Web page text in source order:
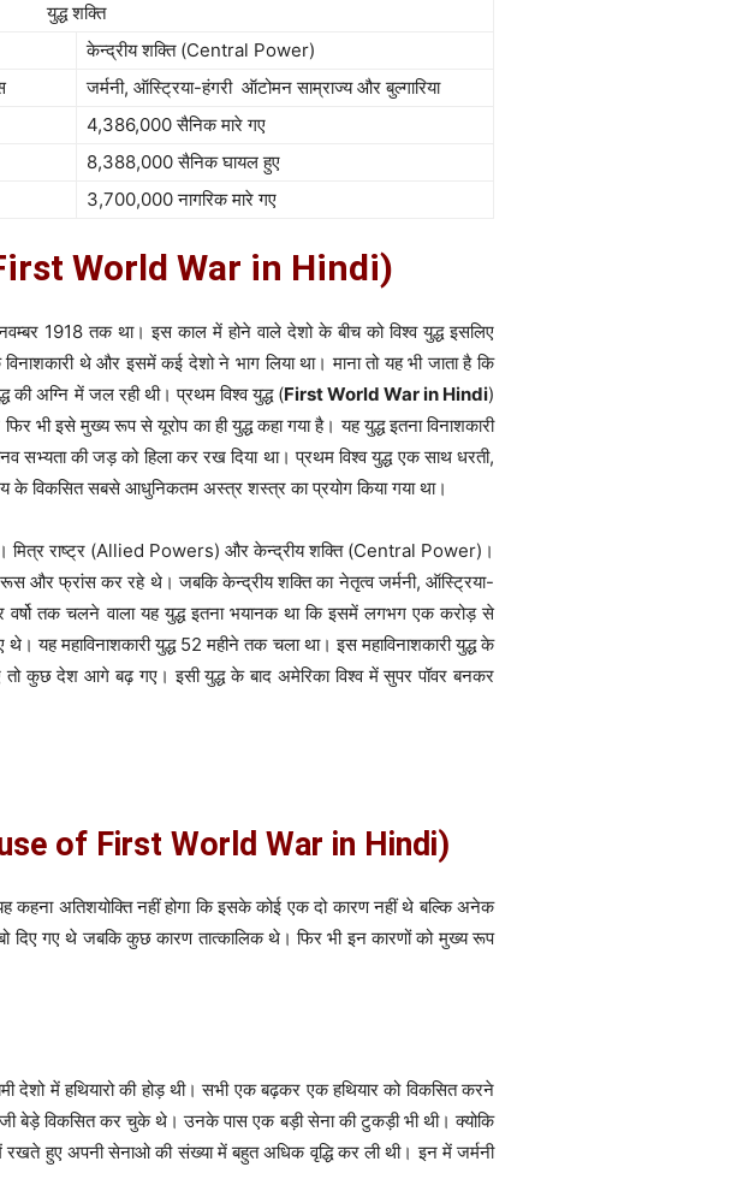
युद्ध शक्ति
केन्द्रीय शक्ति (Central Power)
जर्मनी, ऑस्ट्रिया-हंगरी ऑटोमन साम्राज्य और बुल्गारिया
4,386,000 सैनिक मारे गए
8,388,000 सैनिक घायल हुए
3,700,000 नागरिक मारे गए
World War in Hindi)
1918 तक था। इस काल में होने वाले देशो के बीच को विश्व युद्ध इसलिए
थे और इसमें कई देशो ने भाग लिया था। माना तो यह भी जाता है कि
की अग्नि में जल रही थी। प्रथम विश्व युद्ध (First World War in Hindi)
भी इसे मुख्य रूप से यूरोप का ही युद्ध कहा गया है। यह युद्ध इतना विनाशकारी
सभ्यता की जड़ को हिला कर रख दिया था। प्रथम विश्व युद्ध एक साथ धरती,
विकसित सबसे आधुनिकतम अस्त्र शस्त्र का प्रयोग किया गया था।
मित्र राष्ट्र (Allied Powers) और केन्द्रीय शक्ति (Central Power)।
रूस और फ्रांस कर रहे थे। जबकि केन्द्रीय शक्ति का नेतृत्व जर्मनी, ऑस्ट्रिया-
वर्षो तक चलने वाला यह युद्ध इतना भयानक था कि इसमें लगभग एक करोड़ से
यह महाविनाशकारी युद्ध 52 महीने तक चला था। इस महाविनाशकारी युद्ध के
तो कुछ देश आगे बढ़ गए। इसी युद्ध के बाद अमेरिका विश्व में सुपर पॉवर बनकर
of First World War in Hindi)
कहना अतिशयोक्ति नहीं होगा कि इसके कोई एक दो कारण नहीं थे बल्कि अनेक
गए थे जबकि कुछ कारण तात्कालिक थे। फिर भी इन कारणों को मुख्य रूप
देशो में हथियारो की होड़ थी। सभी एक बढ़कर एक हथियार को विकसित करने
बेड़े विकसित कर चुके थे। उनके पास एक बड़ी सेना की टुकड़ी भी थी। क्योकि
में रखते हुए अपनी सेनाओ की संख्या में बहुत अधिक वृद्धि कर ली थी। इन में जर्मनी